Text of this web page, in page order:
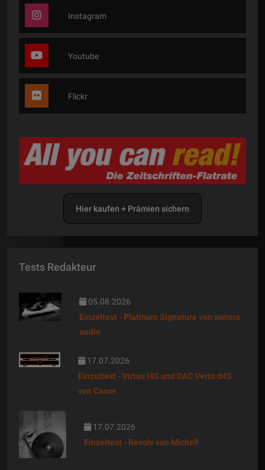
Instagram
Youtube
Flickr
Hier kaufen + Prämien sichern
Tests Redakteur
05.08.2026
Einzeltest - Platinum Signature von sonoro
audio
17.07.2026
Einzeltest - Virtus I4S und DAC Verto d4S
von Canor
17.07.2026
Einzeltest - Revolv von Michell